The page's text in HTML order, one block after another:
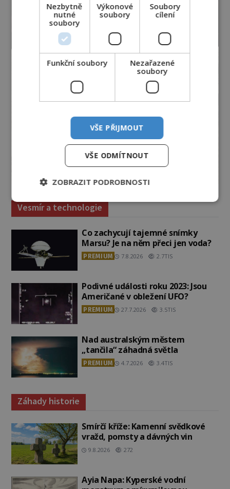
Vesmír a technologie
Co zachycují tajemné snímky
Marsu? Je na něm přeci jen voda?
PREMIUM 7.8.2026 2.7TIS
Podivné události roku 2023: Jsou
Američané v obležení UFO?
PREMIUM 27.7.2026 3.5TIS
Nad australským městem
„tančila“ záhadná světla
PREMIUM 4.7.2026 3.4TIS
Záhady historie
Smírčí kříže: Kamenní svědkové
vražd, pomsty a dávných vin
9.8.2026 272
Ayia Napa: Kyperské vodní
Nezbytně
nutné
soubory
Výkonové
soubory
Soubory
cílení
Funkční soubory
Nezařazené
soubory
VŠE PŘIJMOUT
VŠE ODMÍTNOUT
ZOBRAZIT PODROBNOSTI